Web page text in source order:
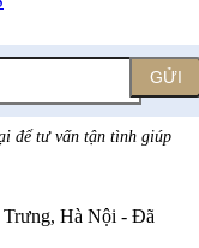
GỬI
để tư vấn tận tình giúp
Hà Nội - Đã